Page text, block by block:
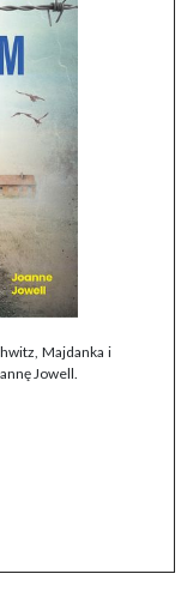
Majdanka i
Jowell.